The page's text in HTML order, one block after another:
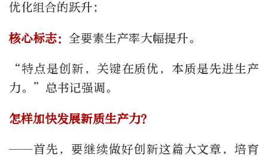
优化组合的跃升；
核心标志： 全要素生产率大幅提升。
“特点是创新，关键在质优，本质是先进生产
力。”总书记强调。
怎样加快发展新质生产力？
——首先，要继续做好创新这篇大文章，培育